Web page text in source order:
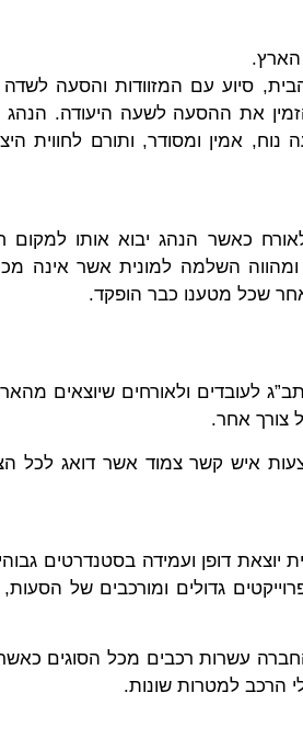
סיוע עם המזוודות והסעה
את ההסעה לשעה היעודה.
אמין ומסודר, ותורם לחווית
כאשר הנהג יבוא אותו למקום
ומהווה השלמה למונית אשר אינה
שכל מטענו כבר הופקד.
לעובדים ולאורחים שיוצאים
צורך אחר.
איש קשר צמוד אשר דואג לכל
יוצאת דופן ועמידה בסטנדרטים
עשרות רכבים מכל הסוגים
הרכב למטרות שונות.